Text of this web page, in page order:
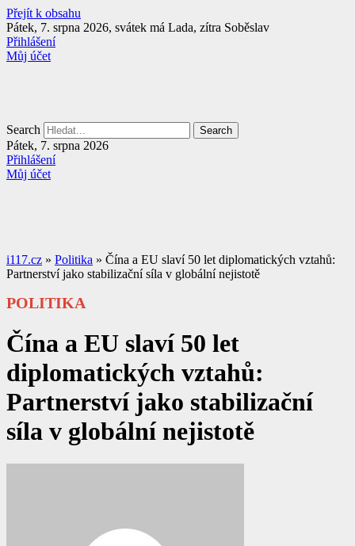
Přejít k obsahu
Pátek, 7. srpna 2026, svátek má Lada, zítra Soběslav
Přihlášení
Můj účet
Search Search
Pátek, 7. srpna 2026
Přihlášení
Můj účet
i117.cz » Politika » Čína a EU slaví 50 let diplomatických vztahů:
Partnerství jako stabilizační síla v globální nejistotě
POLITIKA
Čína a EU slaví 50 let
diplomatických vztahů:
Partnerství jako stabilizační
síla v globální nejistotě